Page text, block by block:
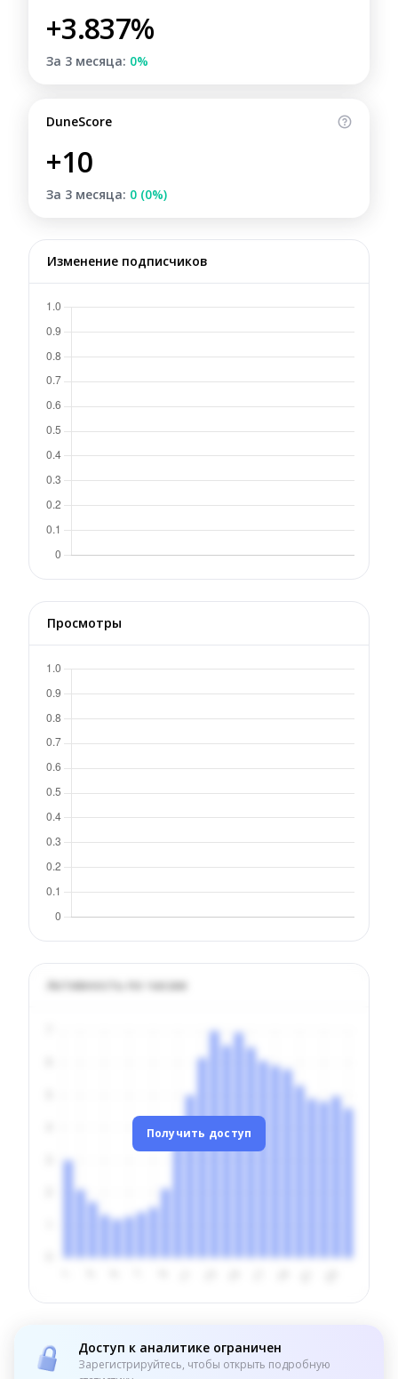
+3.837%
За 3 месяца: 0%
DuneScore
+10
За 3 месяца: 0 (0%)
Изменение подписчиков
Просмотры
Активность по часам
Получить доступ
Доступ к аналитике ограничен
Зарегистрируйтесь, чтобы открыть подробную